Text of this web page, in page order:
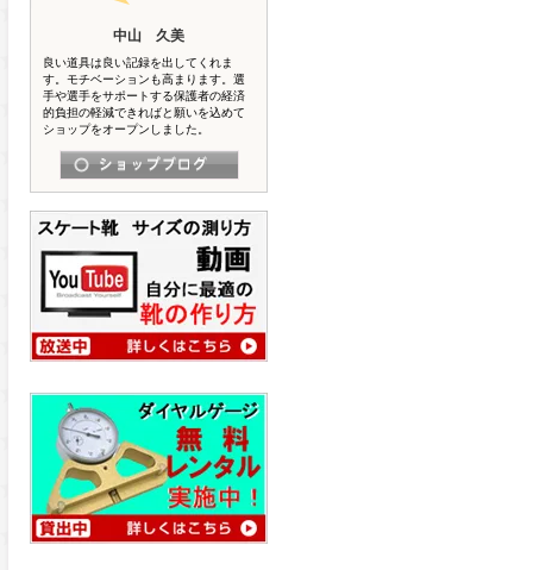
中山 久美
良い道具は良い記録を出してくれま
す。モチベーションも高まります。選
手や選手をサポートする保護者の経済
的負担の軽減できればと願いを込めて
ショップをオープンしました。